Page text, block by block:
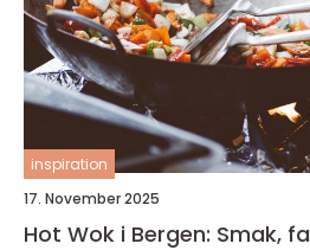
inspiration
17. November 2025
Hot Wok i Bergen: Smak,